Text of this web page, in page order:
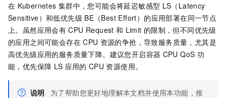
在 Kubernetes 集群中，您可能会将延迟敏感型 LS（Latency
Sensitive）和低优先级 BE（Best Effort）的应用部署在同一节点
上。虽然应用会有 CPU Request 和 Limit 的限制，但不同优先级
的应用之间可能会存在 CPU 资源的争抢，导致服务质量，尤其是
高优先级应用的服务质量下降。建议您开启容器 CPU QoS 功
能，优先保障 LS 应用的 CPU 资源使用。
说明
为了帮助您更好地理解本文档并使用本功能，推